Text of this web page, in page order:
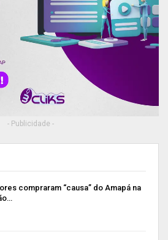
- Publicidade -
compraram “causa” do Amapá na